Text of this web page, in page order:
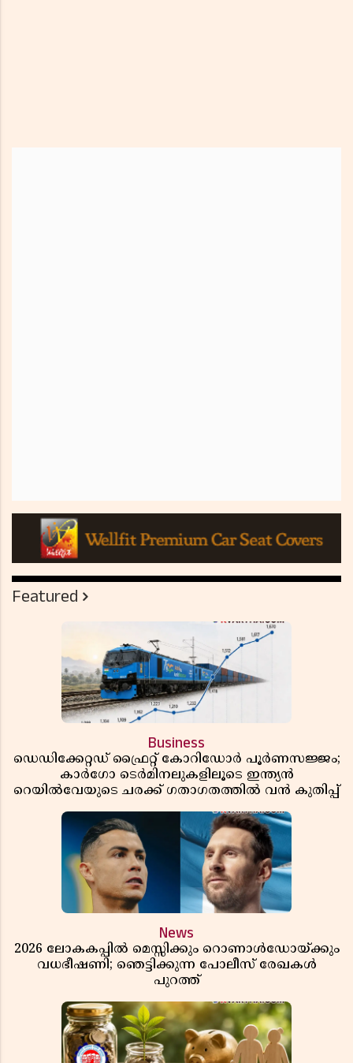
Featured
Business
ഡെഡിക്കേറ്റഡ് ഫ്രൈറ്റ് കോറിഡോർ പൂർണസജ്ജം;
കാർഗോ ടെർമിനലുകളിലൂടെ ഇന്ത്യൻ
റെയിൽവേയുടെ ചരക്ക് ഗതാഗതത്തിൽ വൻ കുതിപ്പ്
News
2026 ലോകകപ്പിൽ മെസ്സിക്കും റൊണാൾഡോയ്ക്കും
വധഭീഷണി; ഞെട്ടിക്കുന്ന പോലീസ് രേഖകൾ
പുറത്ത്